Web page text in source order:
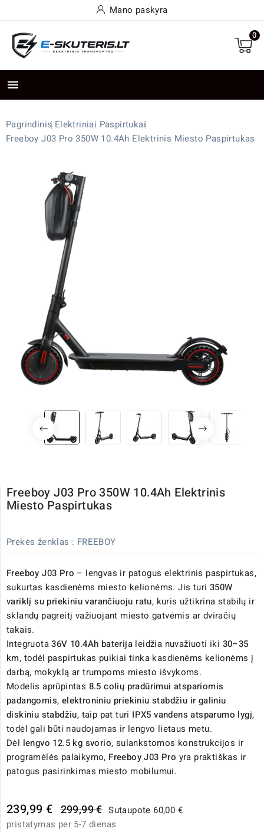
Mano paskyra
0

Pagrindinis Elektriniai Paspirtukai
Freeboy J03 Pro 350W 10.4Ah Elektrinis Miesto Paspirtukas
Freeboy J03 Pro 350W 10.4Ah Elektrinis
Miesto Paspirtukas
Prekės ženklas : FREEBOY
Freeboy J03 Pro – lengvas ir patogus elektrinis paspirtukas,
sukurtas kasdienėms miesto kelionėms. Jis turi 350W
variklį su priekiniu varančiuoju ratu, kuris užtikrina stabilų ir
sklandų pagreitį važiuojant miesto gatvėmis ar dviračių
takais.
Integruota36V 10.4Ah baterija leidžia nuvažiuoti iki 30–35
km, todėl paspirtukas puikiai tinka kasdienėms kelionėms į
darbą, mokyklą ar trumpoms miesto išvykoms.
Modelis aprūpintas 8.5 colių pradūrimui atspariomis
padangomis, elektroniniu priekiniu stabdžiu ir galiniu
diskiniu stabdžiu, taip pat turi IPX5 vandens atsparumo lygį,
todėl gali būti naudojamas ir lengvo lietaus metu.
Dėl lengvo 12.5 kg svorio, sulankstomos konstrukcijos ir
programėlės palaikymo, Freeboy J03 Pro yra praktiškas ir
patogus pasirinkimas miesto mobilumui.
239,99 € 299,99 € Sutaupote 60,00 €
pristatymas per 5-7 dienas